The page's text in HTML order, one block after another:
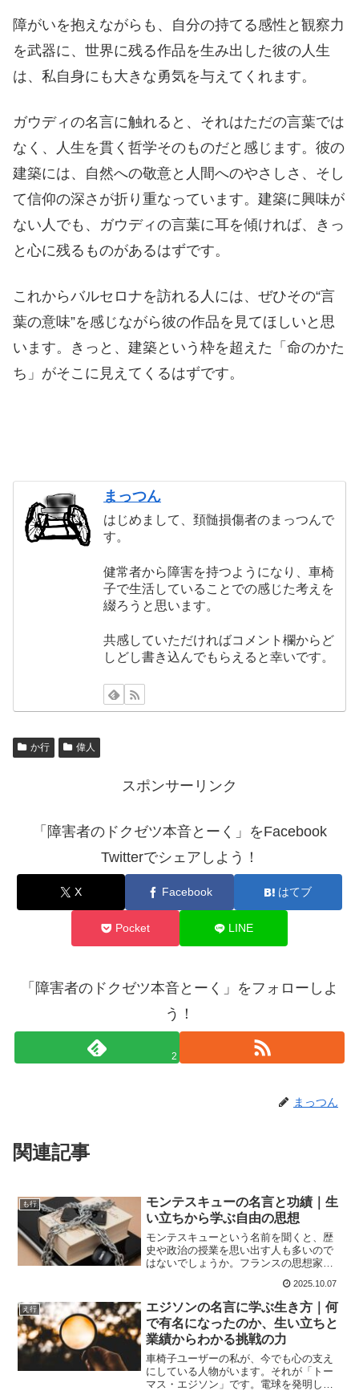
障がいを抱えながらも、自分の持てる感性と観察力
を武器に、世界に残る作品を生み出した彼の人生
は、私自身にも大きな勇気を与えてくれます。
ガウディの名言に触れると、それはただの言葉では
なく、人生を貫く哲学そのものだと感じます。彼の
建築には、自然への敬意と人間へのやさしさ、そし
て信仰の深さが折り重なっています。建築に興味が
ない人でも、ガウディの言葉に耳を傾ければ、きっ
と心に残るものがあるはずです。
これからバルセロナを訪れる人には、ぜひその“言
葉の意味”を感じながら彼の作品を見てほしいと思
います。きっと、建築という枠を超えた「命のかた
ち」がそこに見えてくるはずです。
まっつん
はじめまして、頚髄損傷者のまっつんで
す。
健常者から障害を持つようになり、車椅
子で生活していることでの感じた考えを
綴ろうと思います。
共感していただければコメント欄からど
しどし書き込んでもらえると幸いです。
か行 偉人
スポンサーリンク
「障害者のドクゼツ本音とーく」をFacebook
Twitterでシェアしよう！
X Facebook はてブ
Pocket LINE
「障害者のドクゼツ本音とーく」をフォローしよ
う！
2
まっつん
関連記事
も行
モンテスキューの名言と功績｜生
い立ちから学ぶ自由の思想
モンテスキューという名前を聞くと、歴
史や政治の授業を思い出す人も多いので
はないでしょうか。フランスの思想家と
響を与えた人物の一人です。法律や自由
について深く考え、その思想は現代の民
主主義にも受け継がれてい...
2025.10.07
え行
エジソンの名言に学ぶ生き方｜何
で有名になったのか、生い立ちと
業績からわかる挑戦の力
車椅子ユーザーの私が、今でも心の支え
にしている人物がいます。それが「トー
マス・エジソン」です。電球を発明した